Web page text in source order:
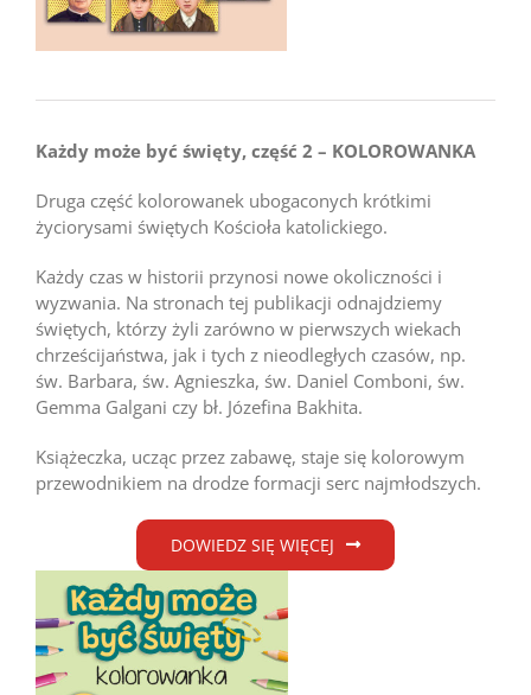
Każdy może być święty, część 2 – KOLOROWANKA
Druga część kolorowanek ubogaconych krótkimi
życiorysami świętych Kościoła katolickiego.
Każdy czas w historii przynosi nowe okoliczności i
wyzwania. Na stronach tej publikacji odnajdziemy
świętych, którzy żyli zarówno w pierwszych wiekach
chrześcijaństwa, jak i tych z nieodległych czasów, np.
św. Barbara, św. Agnieszka, św. Daniel Comboni, św.
Gemma Galgani czy bł. Józefina Bakhita.
Książeczka, ucząc przez zabawę, staje się kolorowym
przewodnikiem na drodze formacji serc najmłodszych.
DOWIEDZ SIĘ WIĘCEJ